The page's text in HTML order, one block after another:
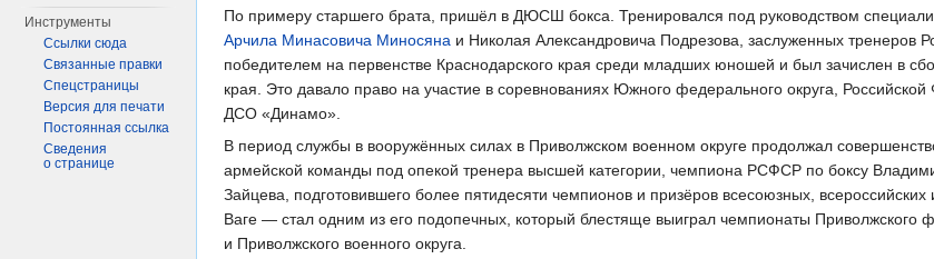
По примеру старшего брата, пришёл в ДЮСШ бокса. Тренировался под руководством
Арчила Минасовича Миносяна и Николая Александровича Подрезова, заслуженных тренеров
победителем на первенстве Краснодарского края среди младших юношей и был зачислен в
края. Это давало право на участие в соревнованиях Южного федерального округа,
ДСО «Динамо».
В период службы в вооружённых силах в Приволжском военном округе продолжал
армейской команды под опекой тренера высшей категории, чемпиона РСФСР по боксу
Зайцева, подготовившего более пятидесяти чемпионов и призёров всесоюзных,
Ваге — стал одним из его подопечных, который блестяще выиграл чемпионаты Приволжского
и Приволжского военного округа.
Инструменты
Ссылки сюда
Связанные правки
Спецстраницы
Версия для печати
Постоянная ссылка
Сведения
о странице